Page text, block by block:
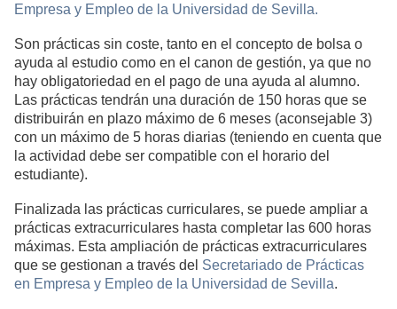
Empresa y Empleo de la Universidad de Sevilla.
Son prácticas sin coste, tanto en el concepto de bolsa o
ayuda al estudio como en el canon de gestión, ya que no
hay obligatoriedad en el pago de una ayuda al alumno.
Las prácticas tendrán una duración de 150 horas que se
distribuirán en plazo máximo de 6 meses (aconsejable 3)
con un máximo de 5 horas diarias (teniendo en cuenta que
la actividad debe ser compatible con el horario del
estudiante).
Finalizada las prácticas curriculares, se puede ampliar a
prácticas extracurriculares hasta completar las 600 horas
máximas. Esta ampliación de prácticas extracurriculares
que se gestionan a través del Secretariado de Prácticas
en Empresa y Empleo de la Universidad de Sevilla.